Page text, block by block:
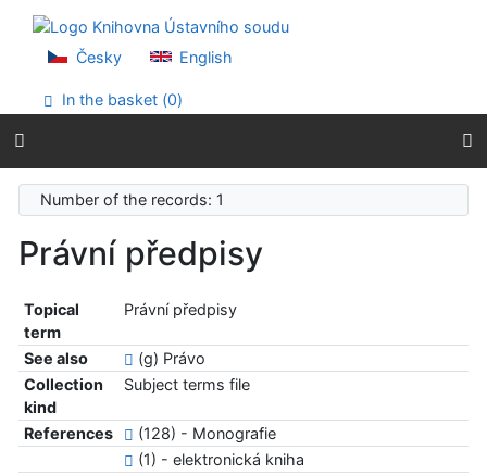
Go to menu
Accessibility declaration
Česky English
In the basket (0)
Number of the records: 1
Právní předpisy
Topical
term
Právní předpisy
See also
(g) Právo
Collection
kind
Subject terms file
References
(128) - Monografie
(1) - elektronická kniha